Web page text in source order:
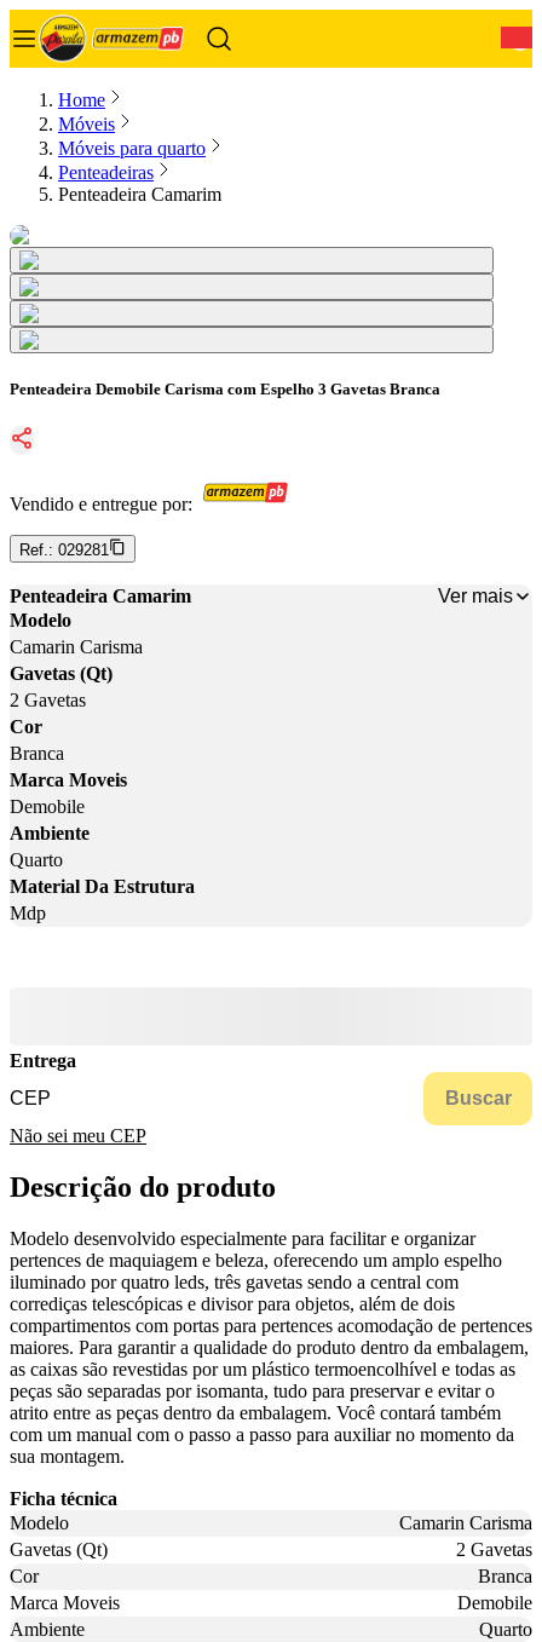
Home
Móveis
Móveis para quarto
Penteadeiras
Penteadeira Camarim
Penteadeira Demobile Carisma com Espelho 3 Gavetas Branca
Vendido e entregue por:
Ref.: 029281
Penteadeira Camarim
Ver mais
Modelo
Camarin Carisma
Gavetas (Qt)
2 Gavetas
Cor
Branca
Marca Moveis
Demobile
Ambiente
Quarto
Material Da Estrutura
Mdp
Entrega
Buscar
Não sei meu CEP
Descrição do produto
Modelo desenvolvido especialmente para facilitar e organizar
pertences de maquiagem e beleza, oferecendo um amplo espelho
iluminado por quatro leds, três gavetas sendo a central com
corrediças telescópicas e divisor para objetos, além de dois
compartimentos com portas para pertences acomodação de pertences
maiores. Para garantir a qualidade do produto dentro da embalagem,
as caixas são revestidas por um plástico termoencolhível e todas as
peças são separadas por isomanta, tudo para preservar e evitar o
atrito entre as peças dentro da embalagem. Você contará também
com um manual com o passo a passo para auxiliar no momento da
sua montagem.
Ficha técnica
Modelo
Camarin Carisma
Gavetas (Qt)
2 Gavetas
Cor
Branca
Marca Moveis
Demobile
Ambiente
Quarto